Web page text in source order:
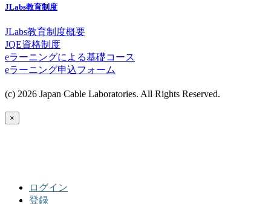
JLabs教育制度
JLabs教育制度概要
JQE資格制度
eラーニングによる基礎コース
eラーニング申込フォーム
(c) 2026 Japan Cable Laboratories. All Rights Reserved.
×
ログイン
登録